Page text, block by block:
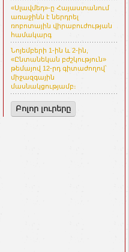
«Սլավմեդ»-ը Հայաստանում
առաջինն է ներդրել
ռոբոտային վիրաբուժության
համակարգ
Նոյեմբերի 1-ին և 2-ին,
«Ընտանեկան բժշկություն»
թեմայով 12-րդ գիտաժողով՝
միջազգային
մասնակցությամբ։
Բոլոր լուրերը